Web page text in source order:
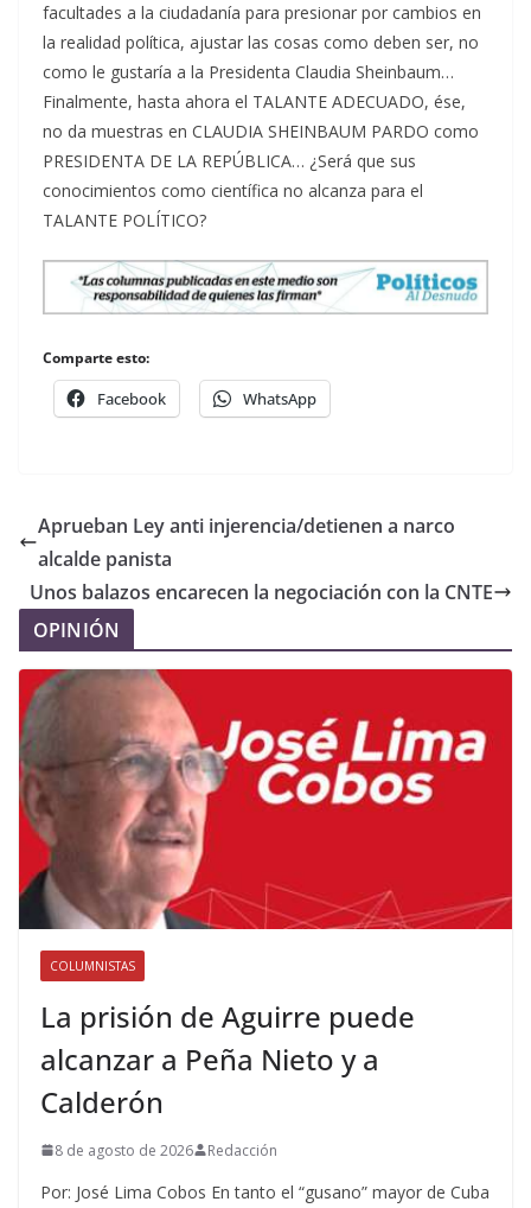
facultades a la ciudadanía para presionar por cambios en
la realidad política, ajustar las cosas como deben ser, no
como le gustaría a la Presidenta Claudia Sheinbaum…
Finalmente, hasta ahora el TALANTE ADECUADO, ése,
no da muestras en CLAUDIA SHEINBAUM PARDO como
PRESIDENTA DE LA REPÚBLICA… ¿Será que sus
conocimientos como científica no alcanza para el
TALANTE POLÍTICO?
Comparte esto:
Facebook WhatsApp
Aprueban Ley anti injerencia/detienen a narco
alcalde panista
Unos balazos encarecen la negociación con la CNTE
OPINIÓN
COLUMNISTAS
La prisión de Aguirre puede
alcanzar a Peña Nieto y a
Calderón
8 de agosto de 2026 Redacción
Por: José Lima Cobos En tanto el “gusano” mayor de Cuba